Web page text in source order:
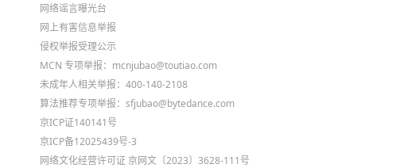
网络谣言曝光台
网上有害信息举报
侵权举报受理公示
MCN 专项举报：mcnjubao@toutiao.com
未成年人相关举报：400-140-2108
算法推荐专项举报：sfjubao@bytedance.com
京ICP证140141号
京ICP备12025439号-3
网络文化经营许可证 京网文〔2023〕3628-111号